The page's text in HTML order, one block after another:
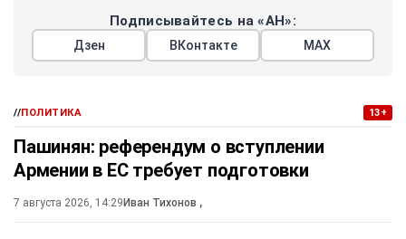
Подписывайтесь на «АН»:
Дзен ВКонтакте МАХ
//ПОЛИТИКА 13+
Пашинян: референдум о вступлении
Армении в ЕС требует подготовки
7 августа 2026, 14:29 Иван Тихонов ,